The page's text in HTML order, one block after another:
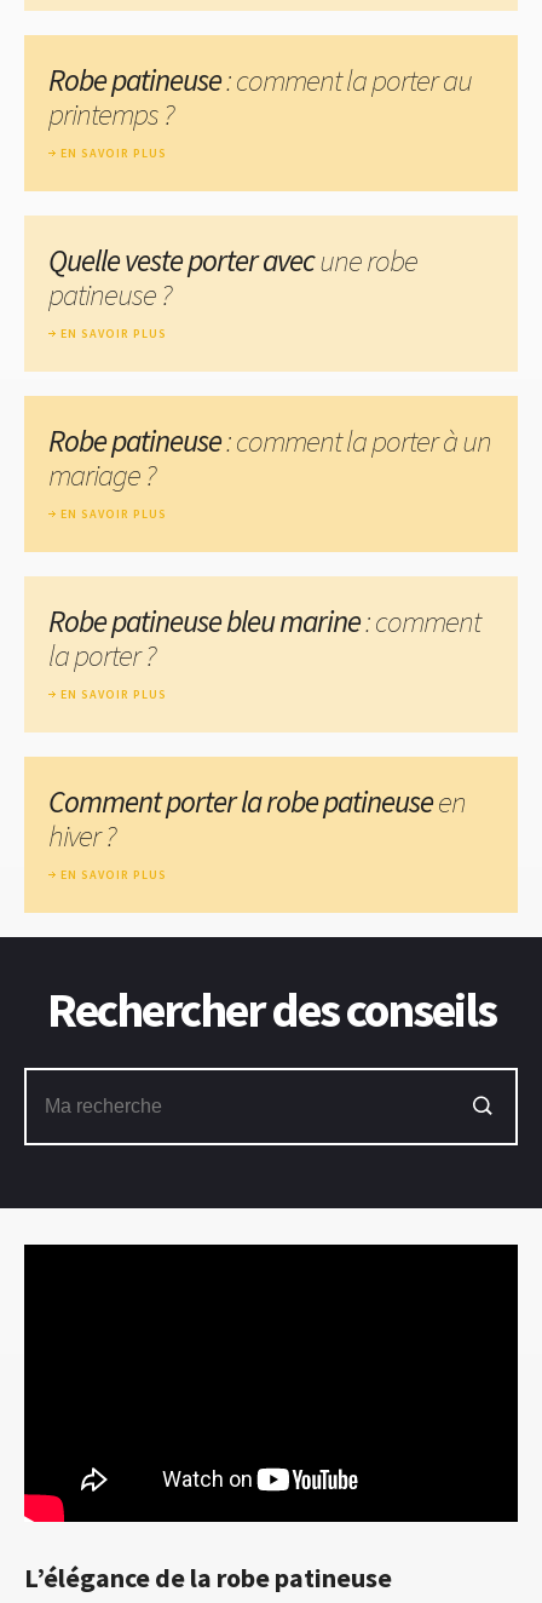
L’élégance de la robe patineuse
Robe patineuse: comment la porter au
printemps ?
EN SAVOIR PLUS
Quelle veste porter avecune robe
patineuse ?
EN SAVOIR PLUS
Robe patineuse: comment la porter à un
mariage ?
EN SAVOIR PLUS
Robe patineuse bleu marine: comment
la porter ?
EN SAVOIR PLUS
Comment porter la robe patineuseen
hiver ?
EN SAVOIR PLUS
Rechercher des conseils